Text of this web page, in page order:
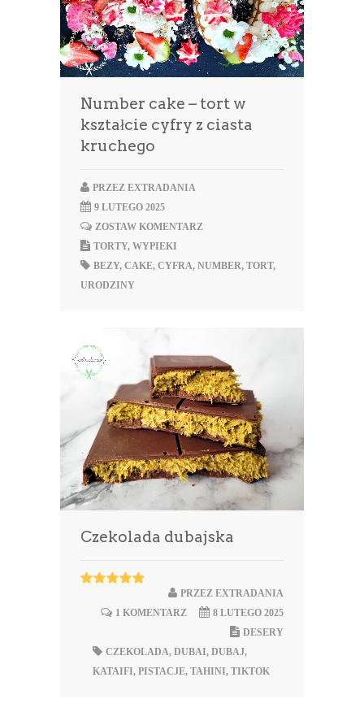
Number cake – tort w
kształcie cyfry z ciasta
kruchego
PRZEZ EXTRADANIA
9 LUTEGO 2025
ZOSTAW KOMENTARZ
TORTY, WYPIEKI
BEZY, CAKE, CYFRA, NUMBER, TORT,
URODZINY
Czekolada dubajska
PRZEZ EXTRADANIA
8 LUTEGO 2025
1 KOMENTARZ
DESERY
CZEKOLADA, DUBAI, DUBAJ,
KATAIFI, PISTACJE, TAHINI, TIKTOK